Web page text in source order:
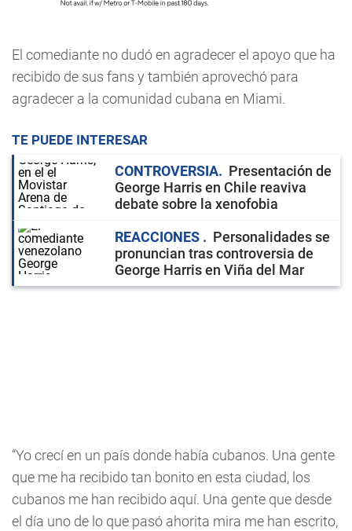
El comediante no dudó en agradecer el apoyo que ha
recibido de sus fans y también aprovechó para
agradecer a la comunidad cubana en Miami.
TE PUEDE INTERESAR
CONTROVERSIA
Presentación de
George Harris en Chile reaviva
debate sobre la xenofobia
REACCIONES
Personalidades se
pronuncian tras controversia de
George Harris en Viña del Mar
“Yo crecí en un país donde había cubanos. Una gente
que me ha recibido tan bonito en esta ciudad, los
cubanos me han recibido aquí. Una gente que desde
el día uno de lo que pasó ahorita mira me han escrito,